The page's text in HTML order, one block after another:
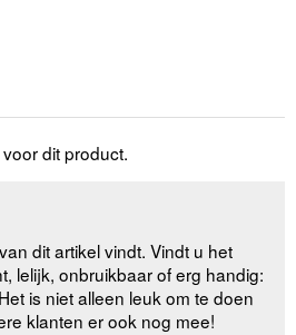
dit product.
dit artikel vindt. Vindt u het
lelijk, onbruikbaar of erg handig:
is niet alleen leuk om te doen
klanten er ook nog mee!